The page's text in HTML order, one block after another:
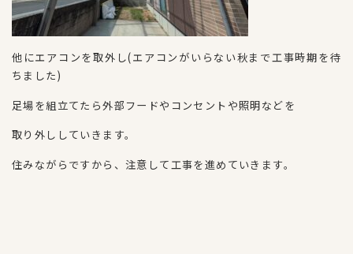
他にエアコンを取外し(エアコンがいらない秋まで工事時期を待
ちました)
足場を組立てたら外部フードやコンセントや照明などを
取り外ししていきます。
住みながらですから、注意して工事を進めていきます。